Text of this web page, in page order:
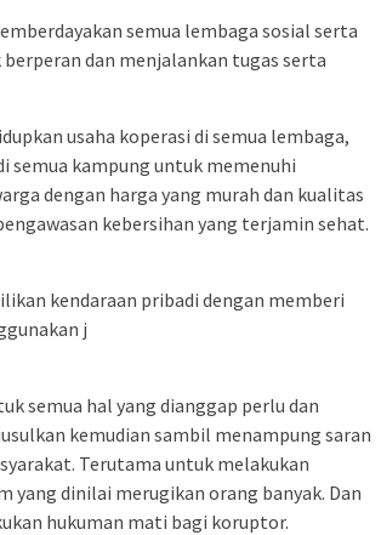
semua lembaga sosial serta
dan menjalankan tugas serta
usaha koperasi di semua lembaga,
semua kampung untuk memenuhi
dengan harga yang murah dan kualitas
kebersihan yang terjamin sehat.
kendaraan pribadi dengan memberi
j
semua hal yang dianggap perlu dan
kemudian sambil menampung saran
Terutama untuk melakukan
yang dinilai merugikan orang banyak. Dan
hukuman mati bagi koruptor.